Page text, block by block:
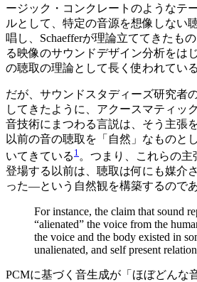
ージック・コンクレートのようなテ
ルとして、特定の音源を想像しない
唱し、Schaefferが理論立ててきたも
る映像のサウンドデザイン分析をは
の聴取の理論として長く使われている
だが、サウンドスタディーズ研究者の
してきたように、アクースマティッ
音技術にまつわる言説は、そう主張
以前の音の聴取を「自然」なものと
いてきている 1 。つまり、これらの
登場する以前は、聴取は何にも媒介
った—という自然観を構築するのであ
For instance, the claim that sound
“alienated” the voice from the
the voice and the body existed in
unalienated, and self present
PCMに基づく音生成が「ほぼどんな